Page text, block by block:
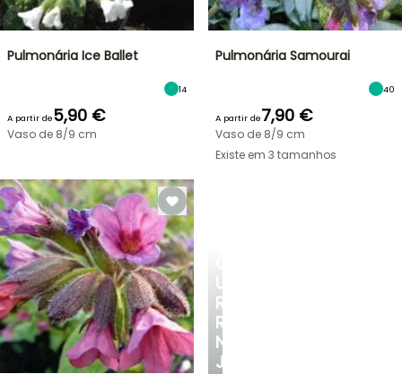
UM
RECANTO
REFRESCANTE
NO
JARDIM
Pulmonária Ice Ballet
14
A partir de5,90 €
Vaso de 8/9 cm
Pulmonária Samourai
40
A partir de7,90 €
Vaso de 8/9 cm
Existe em 3 tamanhos